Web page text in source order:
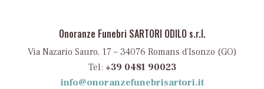
Onoranze Funebri SARTORI ODILO s.r.l.
Via Nazario Sauro, 17 – 34076 Romans d’Isonzo (GO)
Tel: +39 0481 90023
info@onoranzefunebrisartori.it